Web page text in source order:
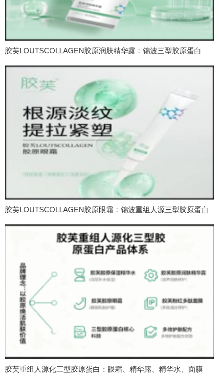
胶芙LOUTSCOLLAGEN胶原润肤精华露：锦波三型胶原蛋白
胶芙LOUTSCOLLAGEN胶原眼霜：锦波重组人源三型胶原蛋白
胶芙重组人源化三型胶原蛋白：眼霜、精华露、精华水、面膜